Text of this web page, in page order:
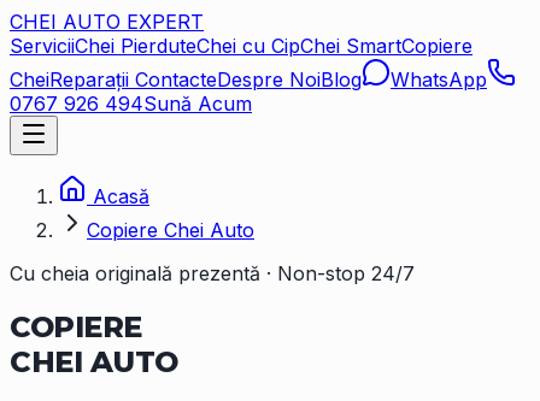
CHEI AUTO EXPERT
ServiciiChei PierduteChei cu CipChei SmartCopiere
CheiReparații ContacteDespre NoiBlog
WhatsApp
0767 926 494Sună Acum
Acasă
Copiere Chei Auto
Cu cheia originală prezentă · Non-stop 24/7
COPIERE
CHEI AUTO